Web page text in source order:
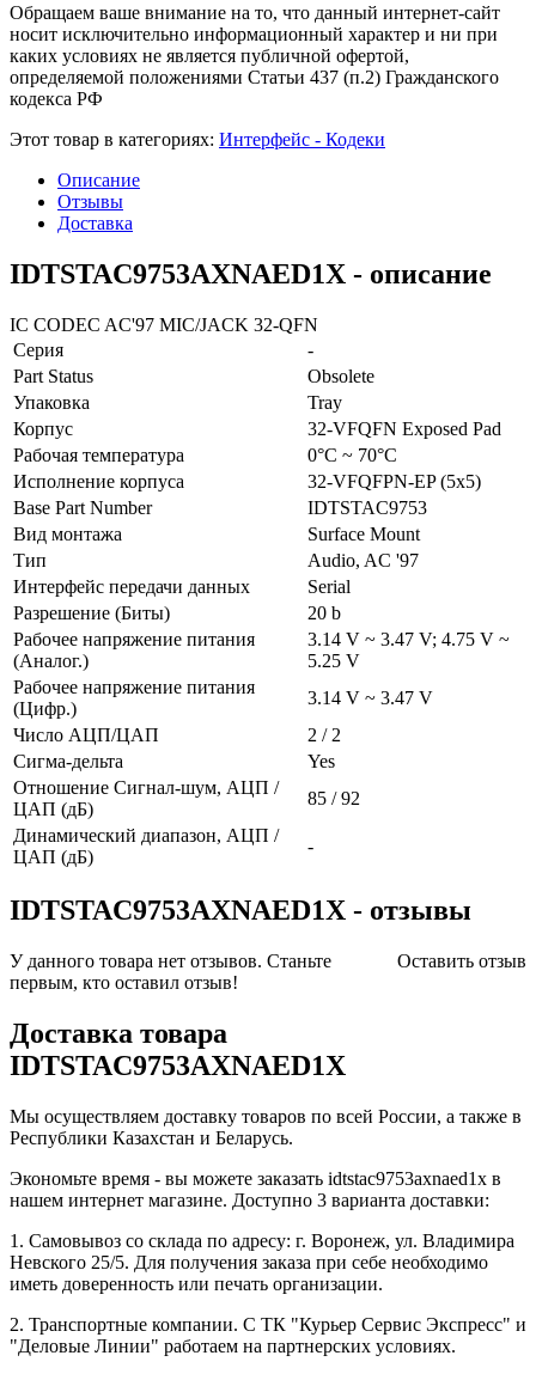
Обращаем ваше внимание на то, что данный интернет-сайт
носит исключительно информационный характер и ни при
каких условиях не является публичной офертой,
определяемой положениями Статьи 437 (п.2) Гражданского
кодекса РФ
Этот товар в категориях: Интерфейс - Кодеки
Описание
Отзывы
Доставка
IDTSTAC9753AXNAED1X - описание
IC CODEC AC'97 MIC/JACK 32-QFN
Серия
-
Part Status
Obsolete
Упаковка
Tray
Корпус
32-VFQFN Exposed Pad
Рабочая температура
0°C ~ 70°C
Исполнение корпуса
32-VFQFPN-EP (5x5)
Base Part Number
IDTSTAC9753
Вид монтажа
Surface Mount
Тип
Audio, AC '97
Интерфейс передачи данных
Serial
Разрешение (Биты)
20 b
Рабочее напряжение питания
(Аналог.)
3.14 V ~ 3.47 V; 4.75 V ~
5.25 V
Рабочее напряжение питания
(Цифр.)
3.14 V ~ 3.47 V
Число АЦП/ЦАП
2 / 2
Сигма-дельта
Yes
Отношение Сигнал-шум, АЦП /
ЦАП (дБ)
85 / 92
Динамический диапазон, АЦП /
ЦАП (дБ)
-
IDTSTAC9753AXNAED1X - отзывы
Оставить отзыв
У данного товара нет отзывов. Станьте
первым, кто оставил отзыв!
Доставка товара
IDTSTAC9753AXNAED1X
Мы осуществляем доставку товаров по всей России, а также в
Республики Казахстан и Беларусь.
Экономьте время - вы можете заказать idtstac9753axnaed1x в
нашем интернет магазине. Доступно 3 варианта доставки:
1. Самовывоз со склада по адресу: г. Воронеж, ул. Владимира
Невского 25/5. Для получения заказа при себе необходимо
иметь доверенность или печать организации.
2. Транспортные компании. С ТК "Курьер Сервис Экспресс" и
"Деловые Линии" работаем на партнерских условиях.